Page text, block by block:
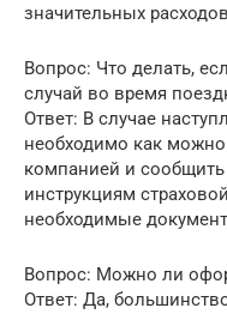
значительных
Вопрос: Что делать,
случай во время
Ответ: В случае
необходимо как можно
компанией и
инструкциям
необходимые
Вопрос: Можно ли
Ответ: Да,